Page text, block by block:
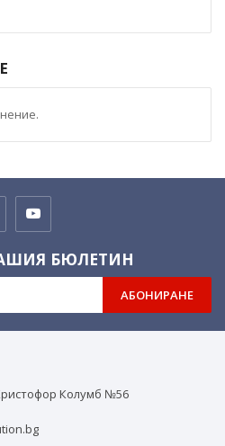
БЮЛЕТИН
АБОНИРАНЕ
Колумб №56